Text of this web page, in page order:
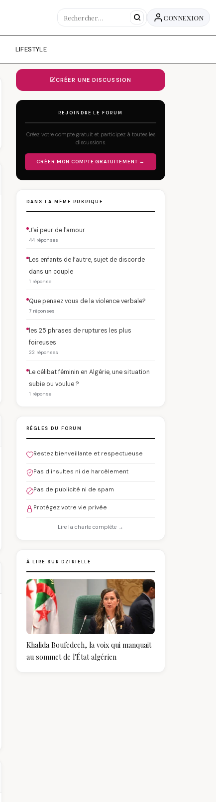
CONNEXION
LIFESTYLE
CRÉER UNE DISCUSSION
REJOINDRE LE FORUM
Créez votre compte gratuit et participez à toutes les
discussions.
CRÉER MON COMPTE GRATUITEMENT →
DANS LA MÊME RUBRIQUE
J'ai peur de l'amour
44 réponses
Les enfants de l’autre, sujet de discorde
dans un couple
1 réponse
Que pensez vous de la violence verbale?
7 réponses
les 25 phrases de ruptures les plus
foireuses
22 réponses
Le célibat féminin en Algérie, une situation
subie ou voulue ?
1 réponse
RÈGLES DU FORUM
Restez bienveillante et respectueuse
Pas d'insultes ni de harcèlement
Pas de publicité ni de spam
Protégez votre vie privée
Lire la charte complète →
À LIRE SUR DZIRIELLE
Khalida Boufedech, la voix qui manquait
au sommet de l'État algérien